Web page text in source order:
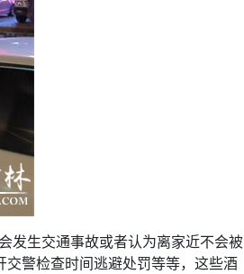
发生交通事故或者认为离家近不会被
警检查时间逃避处罚等等，这些酒